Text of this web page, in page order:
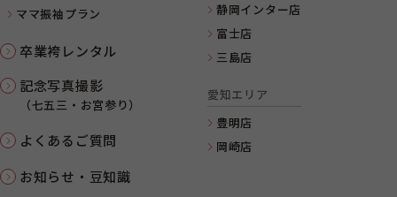
ママ振袖プラン
卒業袴レンタル
記念写真撮影
（七五三・お宮参り）
よくあるご質問
お知らせ・豆知識
静岡インター店
富士店
三島店
愛知エリア
豊明店
岡崎店